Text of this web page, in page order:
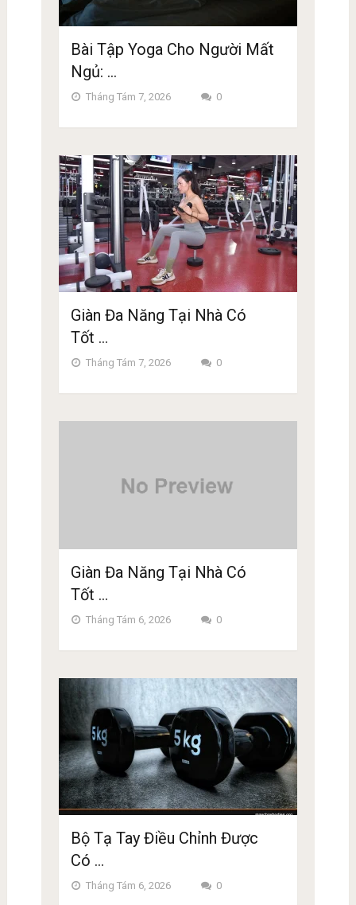
Bài Tập Yoga Cho Người Mất
Ngủ: …
Tháng Tám 7, 2026 0
Giàn Đa Năng Tại Nhà Có
Tốt …
Tháng Tám 7, 2026 0
Giàn Đa Năng Tại Nhà Có
Tốt …
Tháng Tám 6, 2026 0
Bộ Tạ Tay Điều Chỉnh Được
Có …
Tháng Tám 6, 2026 0